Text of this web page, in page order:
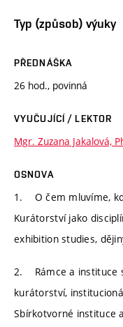
Typ (způsob) výuky
PŘEDNÁŠKA
26 hod., povinná
VYUČUJÍCÍ / LEKTOR
Mgr. Zuzana Jakalová,
OSNOVA
1. O čem mluvíme,
Kurátorství jako
exhibition studies,
2. Rámce a instituce
kurátorství,
Sbírkotvorné instituce